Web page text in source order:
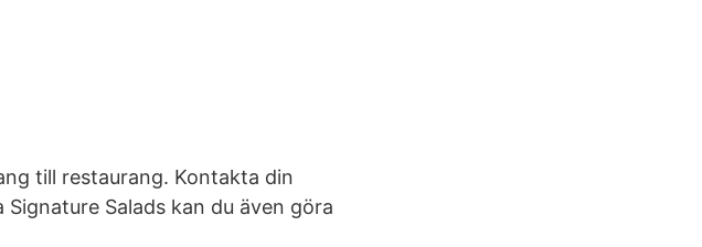
till restaurang. Kontakta din
Salads kan du även göra